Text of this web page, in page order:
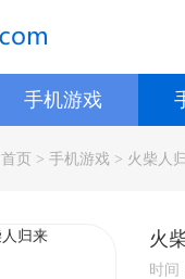
手机游戏
首页 > 手机游戏 > 火柴人
火
时间